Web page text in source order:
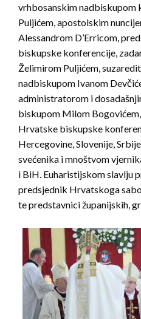
vrhbosanskim nadbiskupom
Puljićem, apostolskim
Alessandrom D’Erricom,
biskupske konferencije,
Želimirom Puljićem,
nadbiskupom Ivanom
administratorom i
biskupom Milom
Hrvatske biskupske
Hercegovine, Slovenije,
svećenika i mnoštvom
i BiH. Euharistijskom slavlju
predsjednik Hrvatskoga
te predstavnici županijskih,